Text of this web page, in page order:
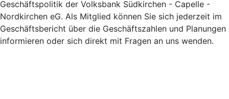
Geschäftspolitik der Volksbank Südkirchen - Capelle -
Nordkirchen eG. Als Mitglied können Sie sich jederzeit im
Geschäftsbericht über die Geschäftszahlen und Planungen
informieren oder sich direkt mit Fragen an uns wenden.